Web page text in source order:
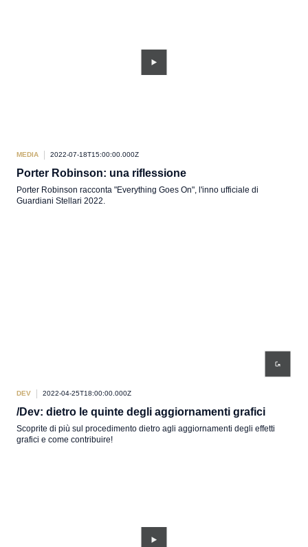
MEDIA 2022-07-18T15:00:00.000Z
Porter Robinson: una riflessione
Porter Robinson racconta "Everything Goes On", l'inno ufficiale di
Guardiani Stellari 2022.
DEV 2022-04-25T18:00:00.000Z
/Dev: dietro le quinte degli aggiornamenti grafici
Scoprite di più sul procedimento dietro agli aggiornamenti degli effetti
grafici e come contribuire!